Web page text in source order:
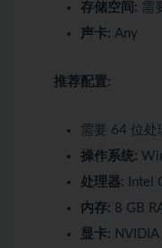
存储空间: 需
声卡: Any
推荐配置:
需要 64 位处
操作系统:
处理器: Intel
内存: 8 GB
显卡: